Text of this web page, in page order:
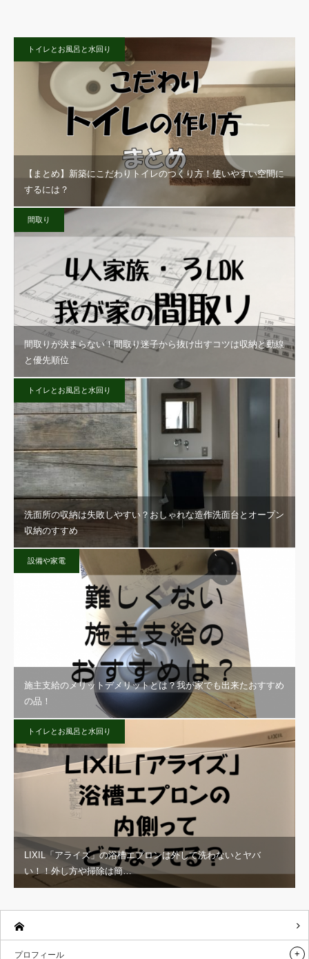
トイレとお風呂と水回り
【まとめ】新築にこだわりトイレのつくり方！使いやすい空間に
するには？
間取り
間取りが決まらない！間取り迷子から抜け出すコツは収納と動線
と優先順位
トイレとお風呂と水回り
洗面所の収納は失敗しやすい？おしゃれな造作洗面台とオープン
収納のすすめ
設備や家電
施主支給のメリットデメリットとは？我が家でも出来たおすすめ
の品！
トイレとお風呂と水回り
LIXIL「アライズ」の浴槽エプロンは外して洗わないとヤバ
い！！外し方や掃除は簡…
プロフィール